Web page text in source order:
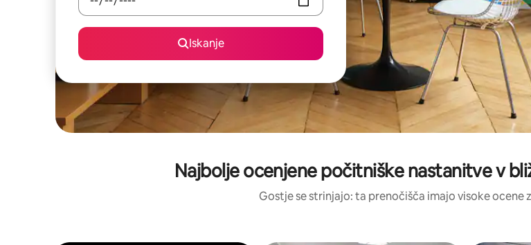
Iskanje
Najbolje ocenjene počitniške nastanitve v
Gostje se strinjajo: ta prenočišča imajo visoke ocene